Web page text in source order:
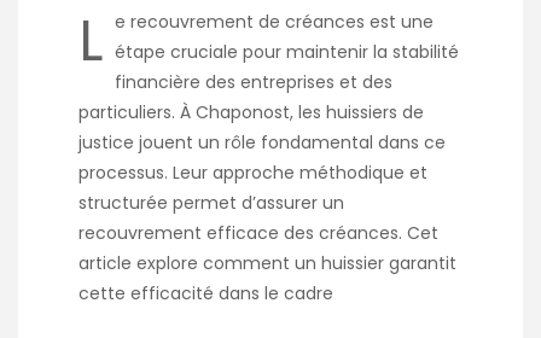
L e recouvrement de créances est une
étape cruciale pour maintenir la stabilité
financière des entreprises et des
particuliers. À Chaponost, les huissiers de
justice jouent un rôle fondamental dans ce
processus. Leur approche méthodique et
structurée permet d’assurer un
recouvrement efficace des créances. Cet
article explore comment un huissier garantit
cette efficacité dans le cadre